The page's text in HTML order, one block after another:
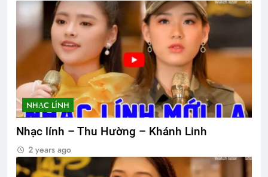
NHẠC LÍNH
Nhạc lính – Thu Hường – Khánh Linh
2 years ago